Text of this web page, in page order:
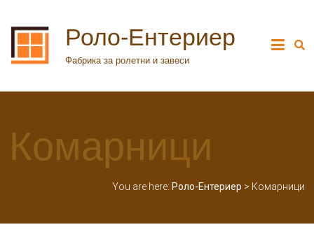
Роло-Ентериер
Фабрика за ролетни и завеси
Комарници
You are here: Роло-Ентериер > Комарници